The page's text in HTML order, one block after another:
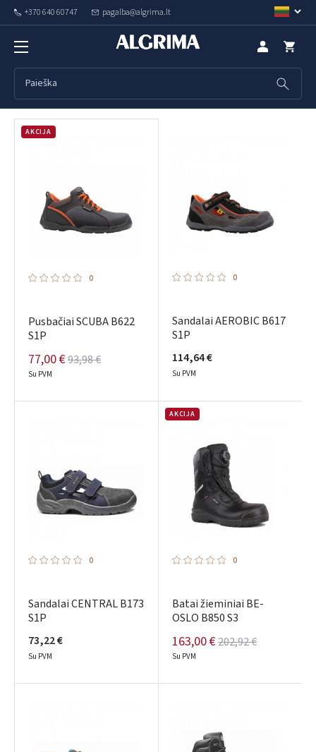
+370 640 60747 pagalba@algrima.lt
Gamintojo Base Protection prekės
AKCIJA
0
Pusbačiai SCUBA B622
S1P
77,00 €93,98 €
Su PVM
0
Sandalai AEROBIC B617
S1P
114,64 €
Su PVM
0
Sandalai CENTRAL B173
S1P
73,22 €
Su PVM
AKCIJA
0
Batai žieminiai BE-
OSLO B850 S3
163,00 €202,92 €
Su PVM